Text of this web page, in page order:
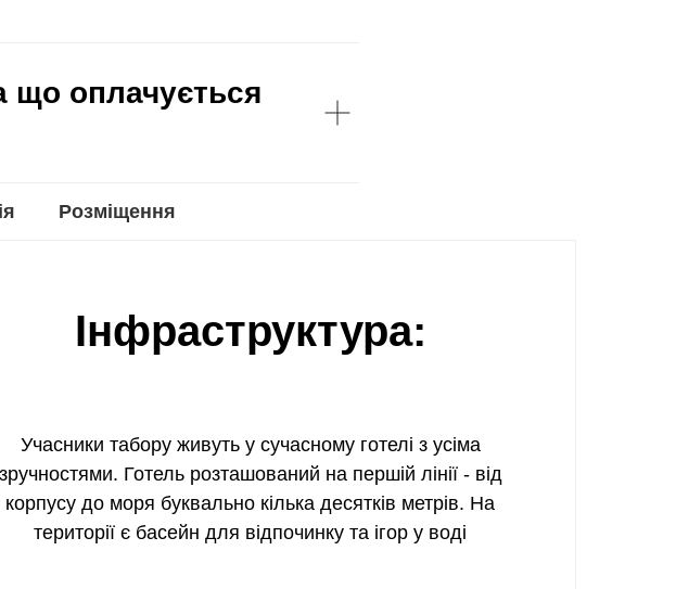
що оплачується
Розміщення
Інфраструктура:
Учасники табору живуть у сучасному готелі з усіма
зручностями. Готель розташований на першій лінії - від
корпусу до моря буквально кілька десятків метрів. На
території є басейн для відпочинку та ігор у воді